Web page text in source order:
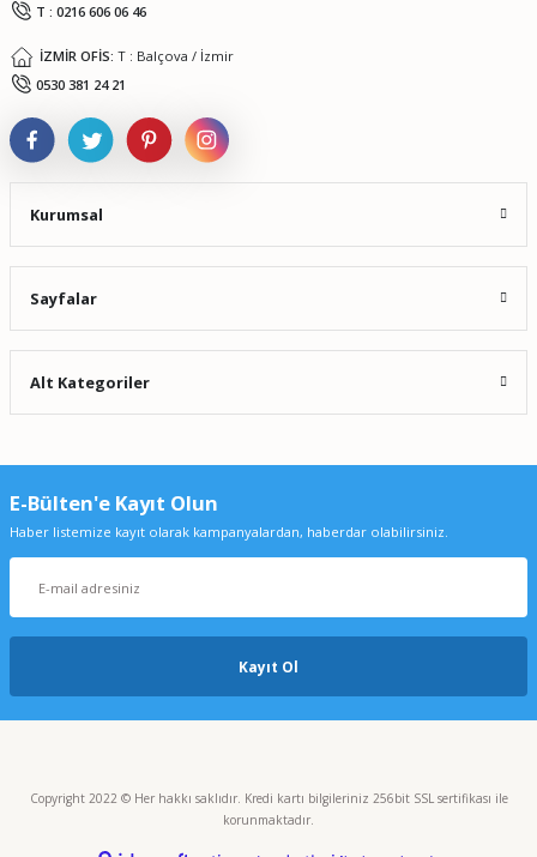
T : 0216 606 06 46
İZMİR OFİS: T : Balçova / İzmir
0530 381 24 21
Kurumsal
Sayfalar
Alt Kategoriler
E-Bülten'e Kayıt Olun
Haber listemize kayıt olarak kampanyalardan, haberdar olabilirsiniz.
Kayıt Ol
Copyright 2022 © Her hakkı saklıdır. Kredi kartı bilgileriniz 256bit SSL sertifikası ile
korunmaktadır.